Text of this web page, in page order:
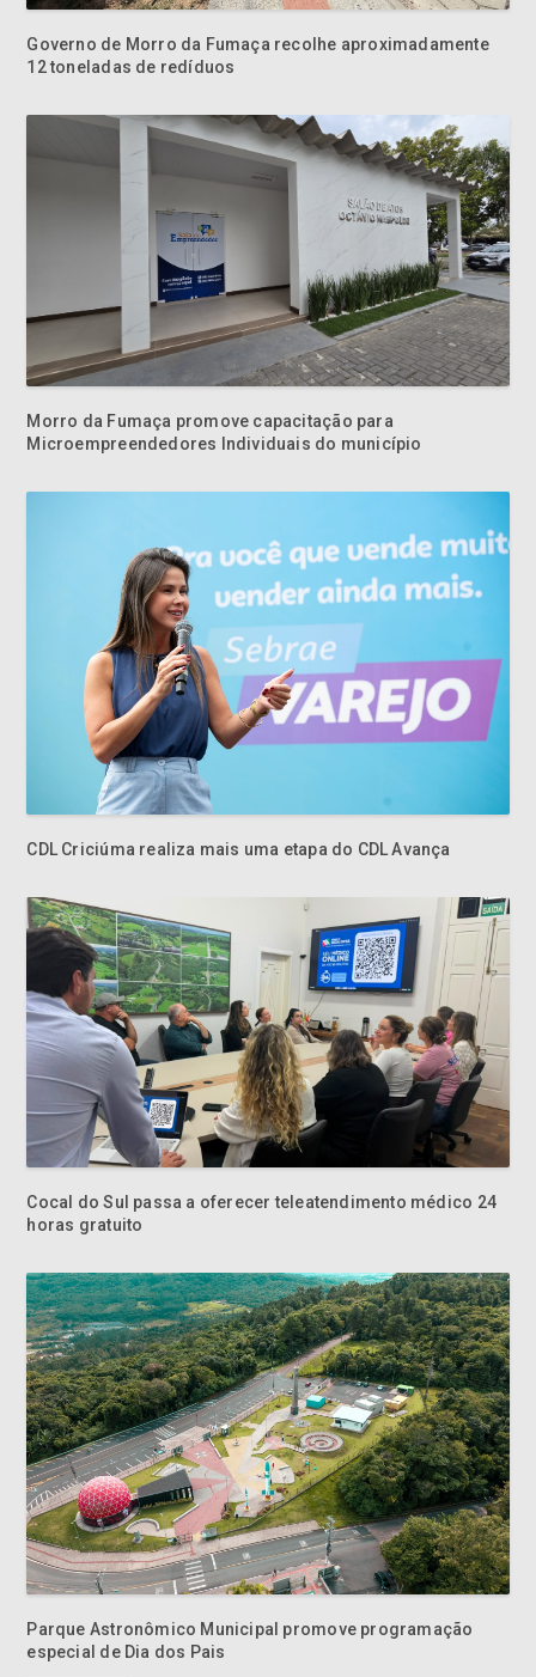
Governo de Morro da Fumaça recolhe aproximadamente
12 toneladas de redíduos
Morro da Fumaça promove capacitação para
Microempreendedores Individuais do município
CDL Criciúma realiza mais uma etapa do CDL Avança
Cocal do Sul passa a oferecer teleatendimento médico 24
horas gratuito
Parque Astronômico Municipal promove programação
especial de Dia dos Pais